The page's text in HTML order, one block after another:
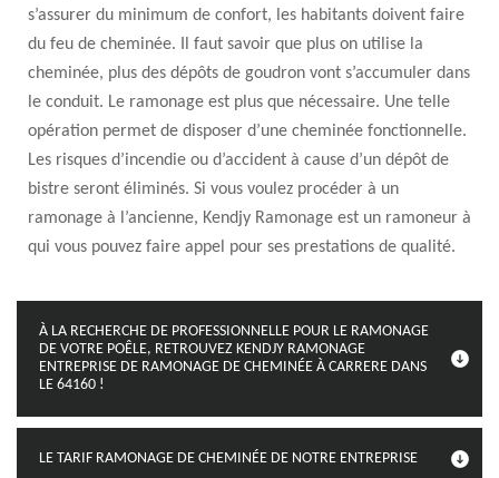
s’assurer du minimum de confort, les habitants doivent faire
du feu de cheminée. Il faut savoir que plus on utilise la
cheminée, plus des dépôts de goudron vont s’accumuler dans
le conduit. Le ramonage est plus que nécessaire. Une telle
opération permet de disposer d’une cheminée fonctionnelle.
Les risques d’incendie ou d’accident à cause d’un dépôt de
bistre seront éliminés. Si vous voulez procéder à un
ramonage à l’ancienne, Kendjy Ramonage est un ramoneur à
qui vous pouvez faire appel pour ses prestations de qualité.
À LA RECHERCHE DE PROFESSIONNELLE POUR LE RAMONAGE
DE VOTRE POÊLE, RETROUVEZ KENDJY RAMONAGE
ENTREPRISE DE RAMONAGE DE CHEMINÉE À CARRERE DANS
LE 64160 !
LE TARIF RAMONAGE DE CHEMINÉE DE NOTRE ENTREPRISE